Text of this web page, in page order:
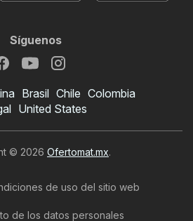
Síguenos
Brasil Chile Colombia
United States
© 2026 Ofertomat.mx.
de uso del sitio web
de los datos personales